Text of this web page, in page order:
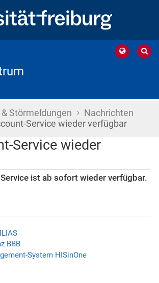
Störmeldungen › Nachrichten
Service wieder verfügbar
Service wieder
ist ab sofort wieder verfügbar.
BBB
System HISinOne